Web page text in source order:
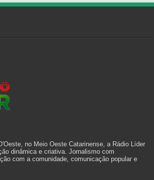
no Meio Oeste Catarinense, a Rádio Líder
dinâmica e criativa. Jornalismo com
com a comunidade, comunicação popular e